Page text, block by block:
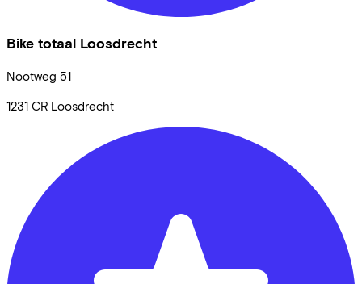
Bike totaal Loosdrecht
Nootweg 51
1231 CR Loosdrecht